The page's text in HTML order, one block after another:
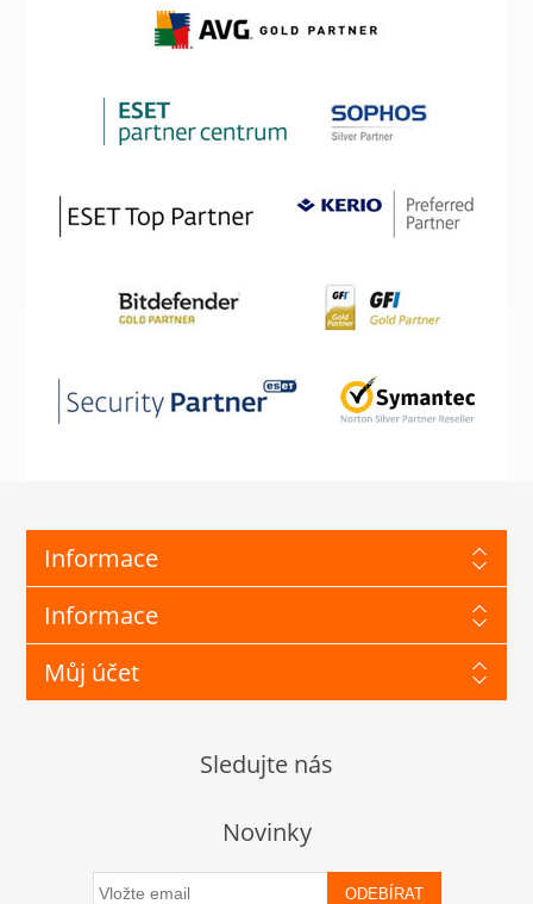
Informace
Informace
Můj účet
Sledujte nás
Novinky
ODEBÍRAT